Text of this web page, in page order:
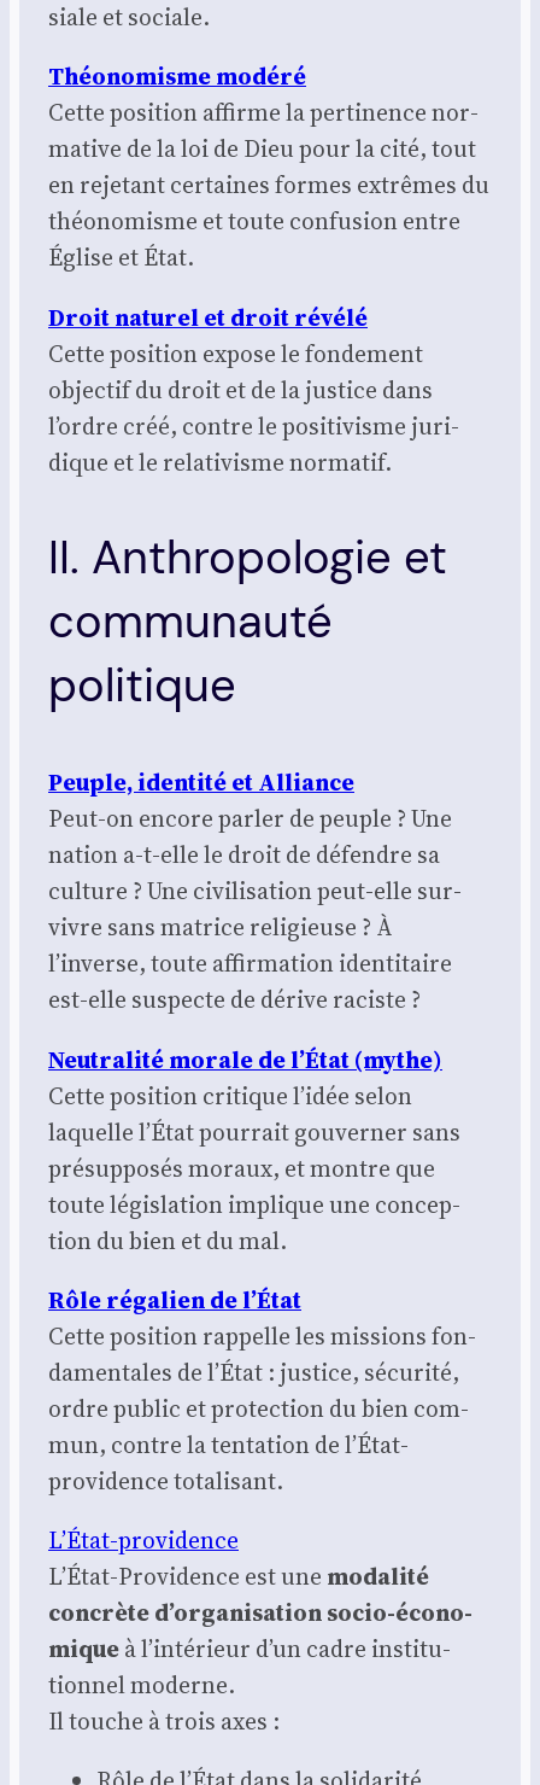
siale et sociale.
Théo­no­misme modé­ré
Cette posi­tion affirme la per­ti­nence nor­
ma­tive de la loi de Dieu pour la cité, tout
en reje­tant cer­taines formes extrêmes du
théo­no­misme et toute confu­sion entre
Église et État.
Droit natu­rel et droit révé­lé
Cette posi­tion expose le fon­de­ment
objec­tif du droit et de la jus­tice dans
l’ordre créé, contre le posi­ti­visme juri­
dique et le rela­ti­visme nor­ma­tif.
II. Anthropologie et
communauté
politique
Peuple, iden­ti­té et Alliance
Peut-on encore par­ler de peuple ? Une
nation a‑t-elle le droit de défendre sa
culture ? Une civi­li­sa­tion peut-elle sur­
vivre sans matrice reli­gieuse ? À
l’inverse, toute affir­ma­tion iden­ti­taire
est-elle sus­pecte de dérive raciste ?
Neu­tra­li­té morale de l’État (mythe)
Cette posi­tion cri­tique l’idée selon
laquelle l’État pour­rait gou­ver­ner sans
pré­sup­po­sés moraux, et montre que
toute légis­la­tion implique une concep­
tion du bien et du mal.
Rôle réga­lien de l’État
Cette posi­tion rap­pelle les mis­sions fon­
da­men­tales de l’État : jus­tice, sécu­ri­té,
ordre public et pro­tec­tion du bien com­
mun, contre la ten­ta­tion de l’État-
providence tota­li­sant.
L’État-providence
L’État-Providence est une moda­li­té
concrète d’organisation socio-éco­no­
miqueà l’intérieur d’un cadre ins­ti­tu­
tion­nel moderne.
Il touche à trois axes :